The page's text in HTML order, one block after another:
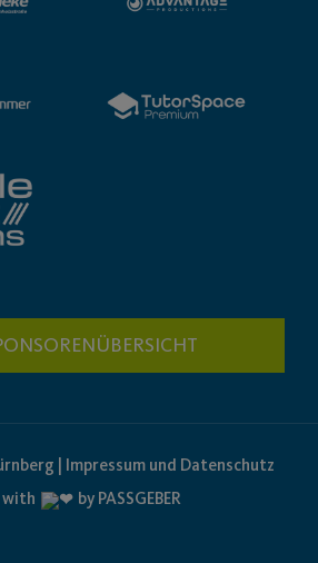
| Impressum und Datenschutz
with
by PASSGEBER